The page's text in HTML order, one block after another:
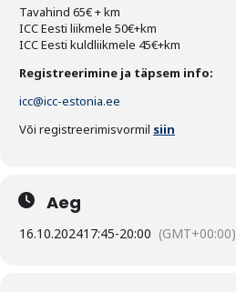
Abimaterjalid
Projektid
Tavahind 65€ + km
ICC Eesti liikmele 50€+km
ICC Eesti kuldliikmele 45€+km
Registreerimine ja täpsem info:
icc@icc-estonia.ee
Või registreerimisvormil siin
Aeg
16.10.202417:45-20:00 (GMT+00:00)